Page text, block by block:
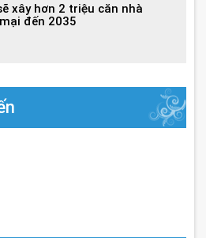
xây hơn 2 triệu căn nhà
đến 2035